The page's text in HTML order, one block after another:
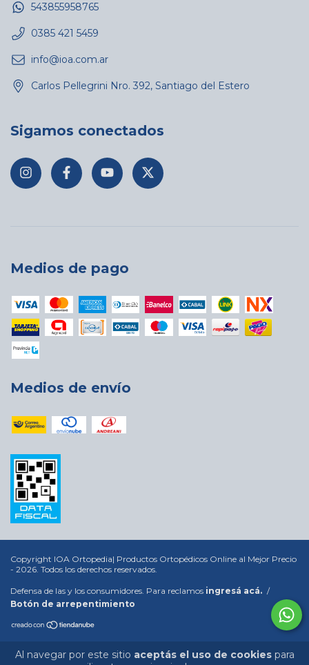
Al navegar por este sitio aceptás el uso de cookiespara
543855958765
0385 421 5459
info@ioa.com.ar
Carlos Pellegrini Nro. 392, Santiago del Estero
Sigamos conectados
Medios de pago
Medios de envío
Copyright IOA Ortopedia| Productos Ortopédicos Online al Mejor Precio
- 2026. Todos los derechos reservados.
Defensa de las y los consumidores. Para reclamos ingresá acá. /
Botón de arrepentimiento